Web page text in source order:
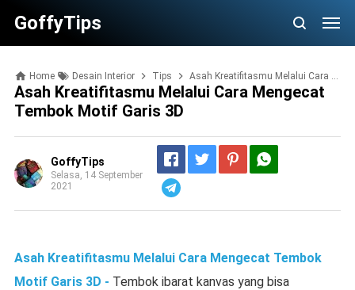
GoffyTips
Home Desain Interior Tips Asah Kreatifitasmu Melalui Cara Mengecat Tembok Motif Garis 3D
Asah Kreatifitasmu Melalui Cara Mengecat
Tembok Motif Garis 3D
GoffyTips
Selasa, 14 September
2021
Asah Kreatifitasmu Melalui Cara Mengecat Tembok
Motif Garis 3D - Tembok ibarat kanvas yang bisa